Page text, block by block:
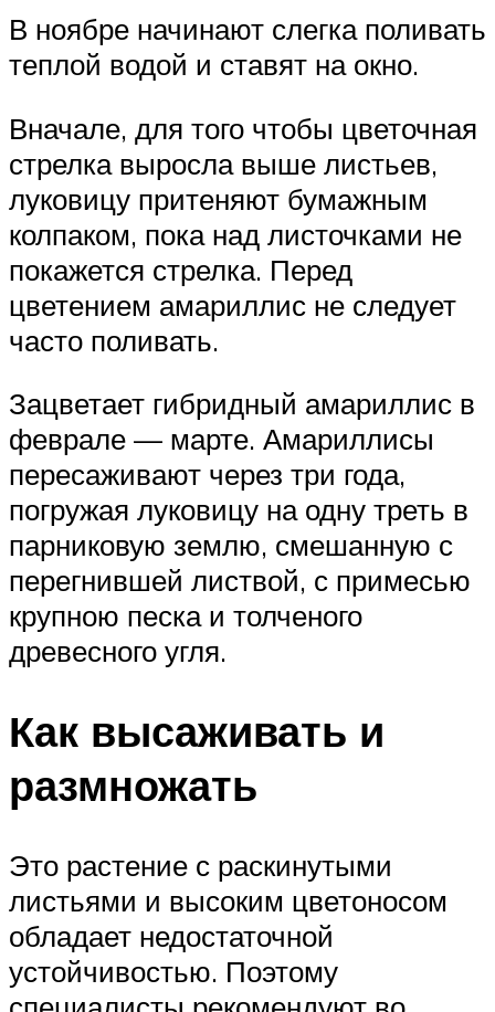
В ноябре начинают слегка поливать
теплой водой и ставят на окно.
Вначале, для того чтобы цветочная
стрелка выросла выше листьев,
луковицу притеняют бумажным
колпаком, пока над листочками не
покажется стрелка. Перед
цветением амариллис не следует
часто поливать.
Зацветает гибридный амариллис в
феврале — марте. Амариллисы
пересаживают через три года,
погружая луковицу на одну треть в
парниковую землю, смешанную с
перегнившей листвой, с примесью
крупною песка и толченого
древесного угля.
Как высаживать и
размножать
Это растение с раскинутыми
листьями и высоким цветоносом
обладает недостаточной
устойчивостью. Поэтому